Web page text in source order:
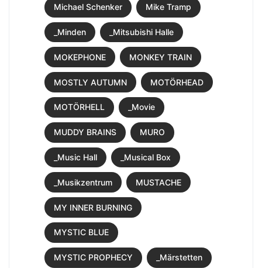
Michael Schenker Mike Tramp
_Minden _Mitsubishi Halle
MOKEPHONE MONKEY TRAIN
MOSTLY AUTUMN MOTÖRHEAD
MOTÖRHELL _Movie
MUDDY BRAINS MURO
_Music Hall _Musical Box
_Musikzentrum MUSTACHE
MY INNER BURNING
MYSTIC BLUE
MYSTIC PROPHECY _Märstetten